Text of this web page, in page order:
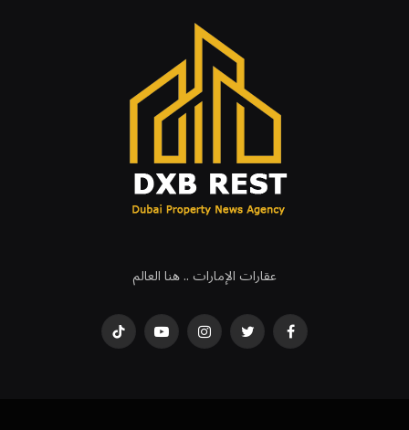
عقارات الإمارات .. هنا العالم
فيسبوكتويتر انستغراميوتيوب تيكتوك